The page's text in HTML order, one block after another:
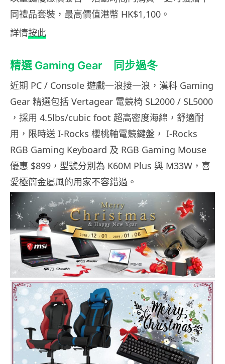
同禮品套裝，最高價值港幣 HK$1,100。
詳情按此
精選 Gaming Gear 同步過冬
近期 PC / Console 遊戲一浪接一浪，漢科 Gaming
Gear 精選包括 Vertagear 電競椅 SL2000 / SL5000
，採用 4.5lbs/cubic foot 超高密度海綿，舒適耐
用，限時送 I-Rocks 櫻桃軸電競鍵盤， I-Rocks
RGB Gaming Keyboard 及 RGB Gaming Mouse
優惠 $899，型號分別為 K60M Plus 與 M33W，喜
愛極簡金屬風的用家不容錯過。